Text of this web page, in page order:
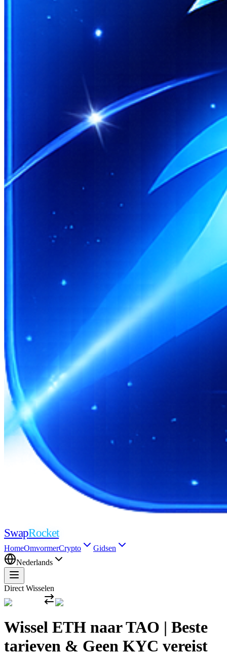
SwapRocket
HomeOmvormerCrypto
Gidsen
Nederlands
Direct Wisselen
Wissel ETH naar TAO | Beste
tarieven & Geen KYC vereist